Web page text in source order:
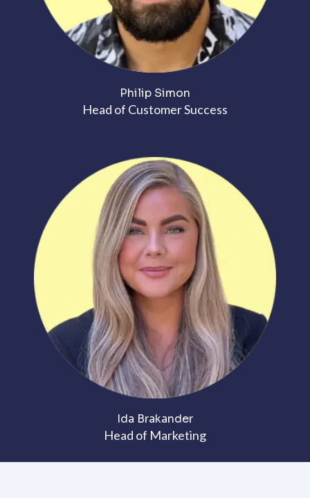
Philip Simon
Head of Customer Success
Ida Brakander
Head of Marketing